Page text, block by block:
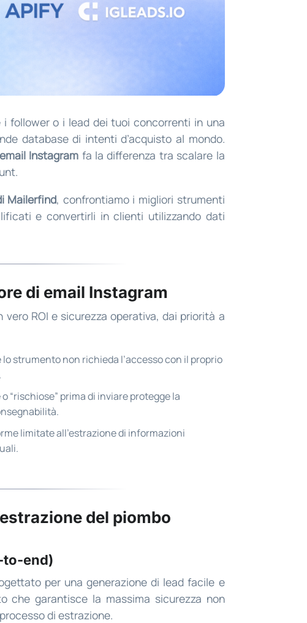
follower o i lead dei tuoi concorrenti in una
database di intenti d’acquisto al mondo.
Instagram fa la differenza tra scalare la
Mailerfind, confrontiamo i migliori strumenti
e convertirli in clienti utilizzando dati
di email Instagram
ROI e sicurezza operativa, dai priorità a
strumento non richieda l’accesso con il proprio
“rischiose” prima di inviare protegge la
limitate all’estrazione di informazioni
del piombo
to-end)
per una generazione di lead facile e
che garantisce la massima sicurezza non
di estrazione.